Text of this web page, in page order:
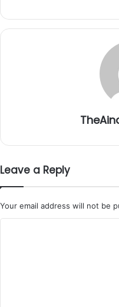
Leave a Reply
Your email address will not be